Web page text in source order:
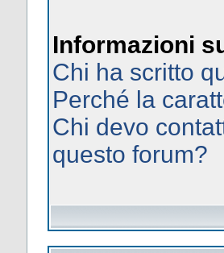
Informazioni
Chi ha scritto
Perché la
Chi devo
questo forum?